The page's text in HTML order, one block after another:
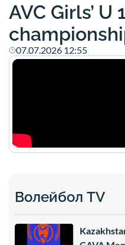
AVC Girls’
07.07.2026 12:55
Волейбол TV